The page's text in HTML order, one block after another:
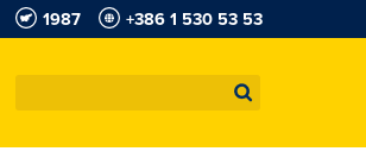
1987 +386 1 530 53 53